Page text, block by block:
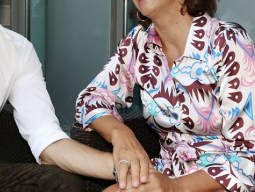
Promiflash Exklusiv
Alle Themen auf Promiflash
Jobs
App runterladen
Team
Redaktionelle Richtlinien
Impressum